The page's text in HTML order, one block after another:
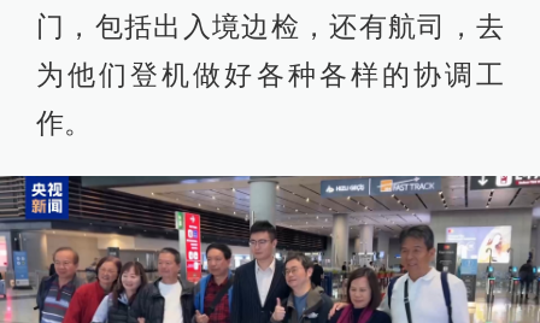
门，包括出入境边检，还有航司，去
为他们登机做好各种各样的协调工
作。